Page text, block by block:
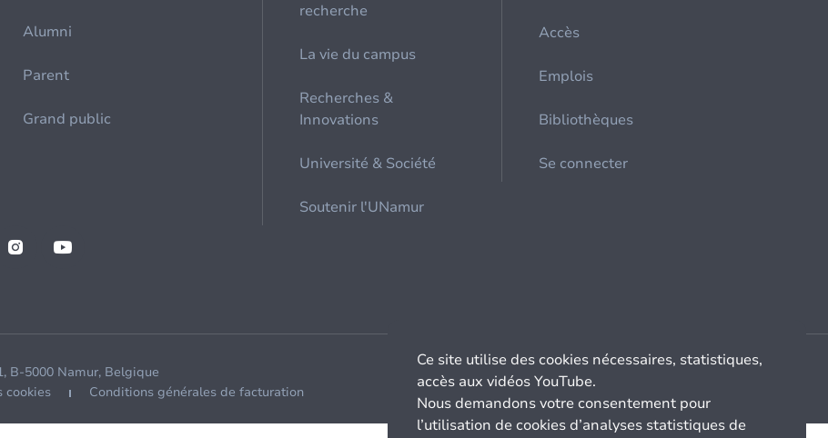
Alumni
Parent
Grand public
recherche
La vie du campus
Recherches &
Innovations
Université & Société
Soutenir l'UNamur
Accès
Emplois
Bibliothèques
Se connecter
B-5000 Namur, Belgique
cookies Conditions générales de facturation
Ce site utilise des cookies nécessaires, statistiques,
accès aux vidéos YouTube.
Nous demandons votre consentement pour
l’utilisation de cookies d’analyses statistiques de